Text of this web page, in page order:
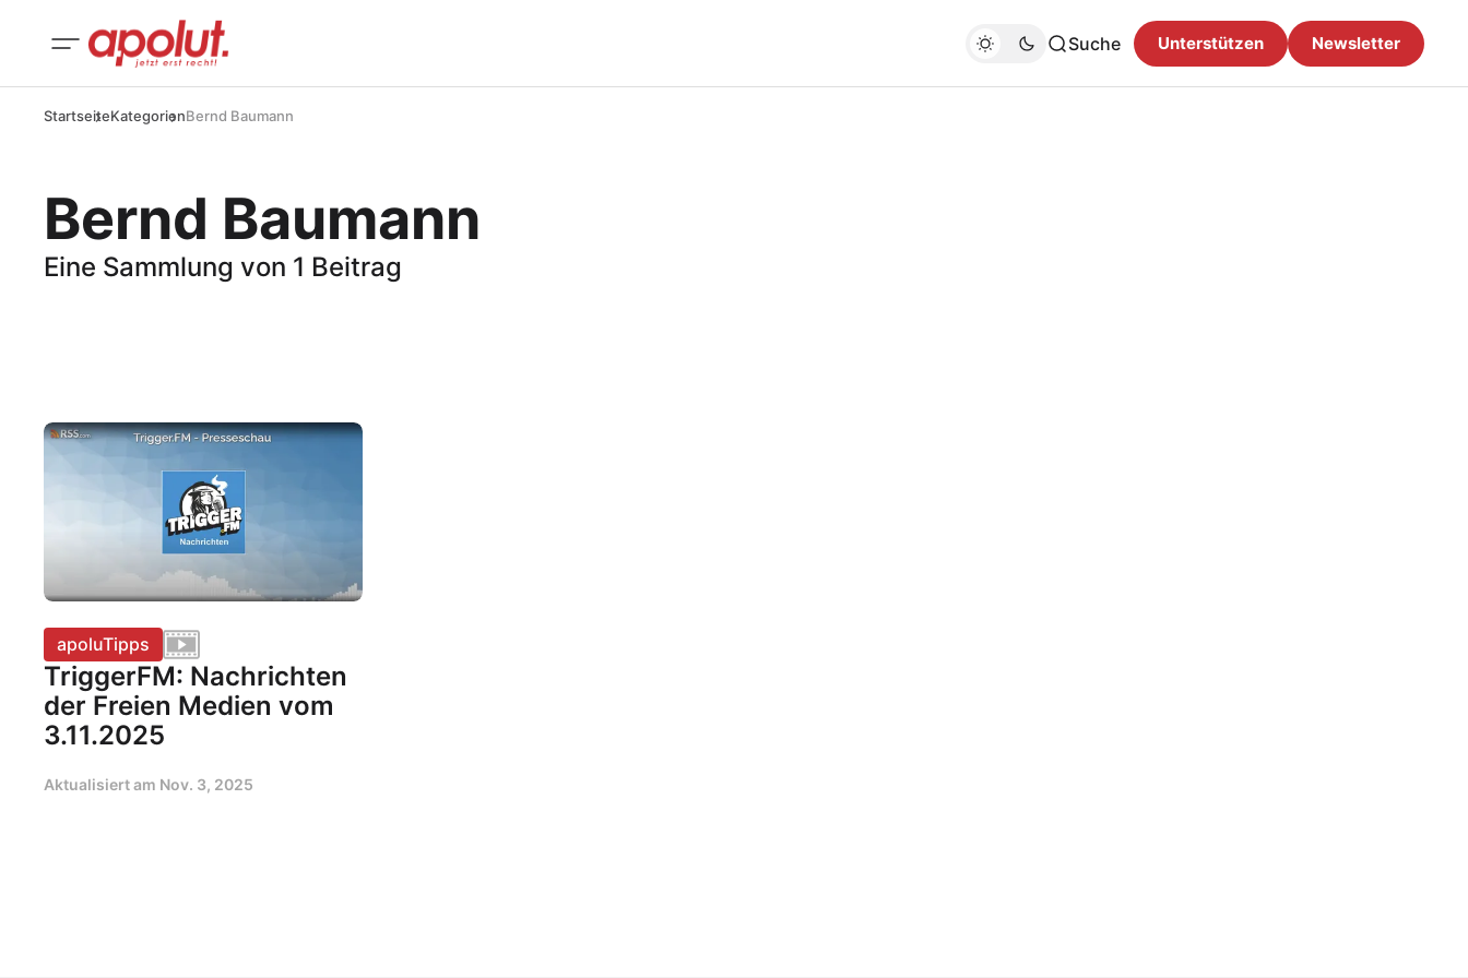
Suche Unterstützen Newsletter
StartseiteKategorienBernd Baumann
Bernd Baumann
Eine Sammlung von 1 Beitrag
apoluTipps
TriggerFM: Nachrichten
der Freien Medien vom
3.11.2025
Aktualisiert am Nov. 3, 2025